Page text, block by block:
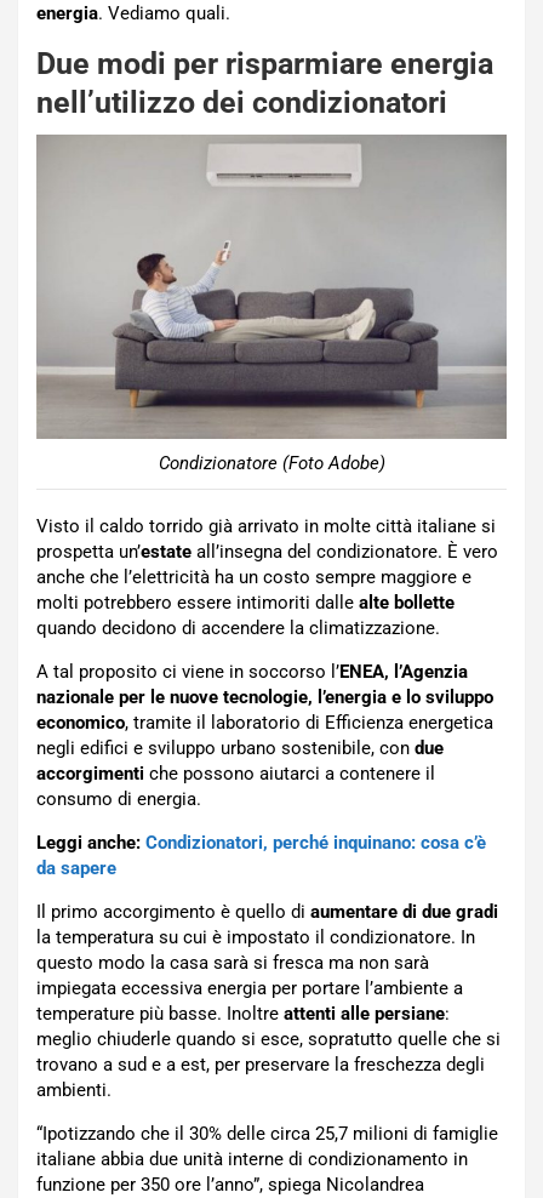
energia. Vediamo quali.
Due modi per risparmiare energia
nell’utilizzo dei condizionatori
Condizionatore (Foto Adobe)
Visto il caldo torrido già arrivato in molte città italiane si
prospetta un’estate all’insegna del condizionatore. È vero
anche che l’elettricità ha un costo sempre maggiore e
molti potrebbero essere intimoriti dalle alte bollette
quando decidono di accendere la climatizzazione.
A tal proposito ci viene in soccorso l’ENEA, l’Agenzia
nazionale per le nuove tecnologie, l’energia e lo sviluppo
economico, tramite il laboratorio di Efficienza energetica
negli edifici e sviluppo urbano sostenibile, con due
accorgimenti che possono aiutarci a contenere il
consumo di energia.
Leggi anche: Condizionatori, perché inquinano: cosa c’è
da sapere
Il primo accorgimento è quello di aumentare di due gradi
la temperatura su cui è impostato il condizionatore. In
questo modo la casa sarà si fresca ma non sarà
impiegata eccessiva energia per portare l’ambiente a
temperature più basse. Inoltre attenti alle persiane:
meglio chiuderle quando si esce, sopratutto quelle che si
trovano a sud e a est, per preservare la freschezza degli
ambienti.
“Ipotizzando che il 30% delle circa 25,7 milioni di famiglie
italiane abbia due unità interne di condizionamento in
funzione per 350 ore l’anno”, spiega Nicolandrea